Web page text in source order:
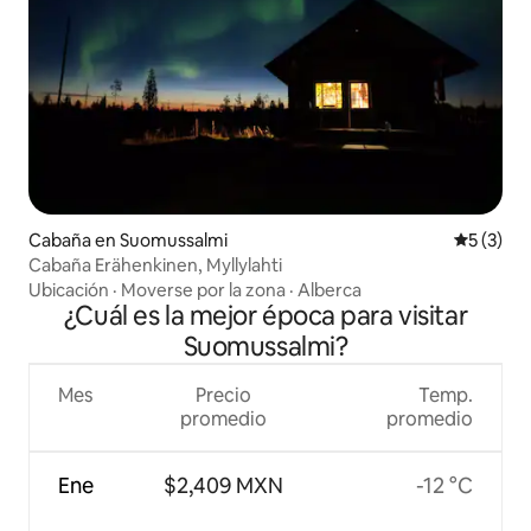
Cabaña en Suomussalmi
5 (3)
Cabaña Erähenkinen, Myllylahti
Ubicación · Moverse por la zona · Alberca
¿Cuál es la mejor época para visitar
Suomussalmi?
Mes
Ene
Precio
promedio
$2,409 MXN
Temp.
promedio
-12 °C